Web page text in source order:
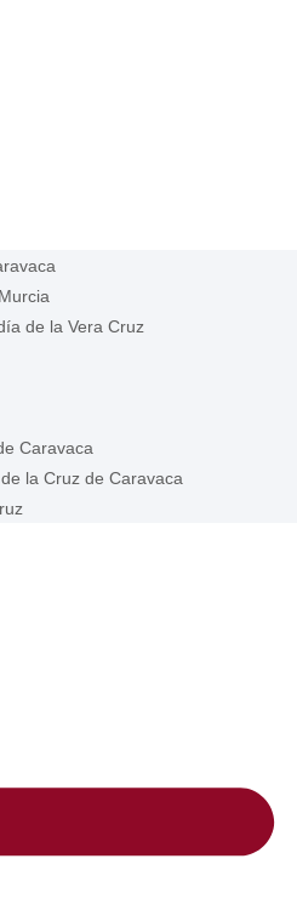
de la Vera Cruz
Caravaca
la Cruz de Caravaca